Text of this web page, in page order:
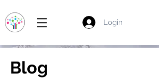
Login
Blog